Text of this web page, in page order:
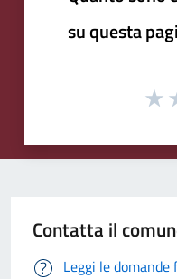
su questa
Contatta il
Leggi le